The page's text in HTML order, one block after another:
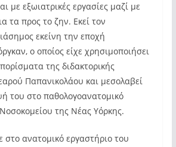
με εξωιατρικές εργασίες μαζί με
τα προς το ζην. Εκεί τον
εκείνη την εποχή
ο οποίος είχε χρησιμοποιήσει
της διδακτορικής
Παπανικολάου και μεσολαβεί
του στο παθολογοανατομικό
της Νέας Υόρκης.
στο ανατομικό εργαστήριο του